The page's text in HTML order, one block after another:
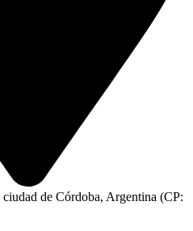
de Córdoba, Argentina (CP: